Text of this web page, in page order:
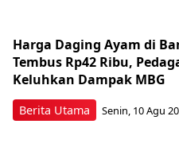
Berita Utama
Harga Daging Ayam di
Tembus Rp42 Ribu,
Keluhkan Dampak MBG
Senin, 10 Agu